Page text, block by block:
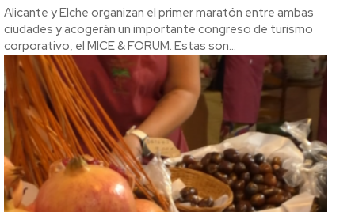
Alicante y Elche organizan el primer maratón entre ambas
ciudades y acogerán un importante congreso de turismo
corporativo, el MICE & FORUM. Estas son...